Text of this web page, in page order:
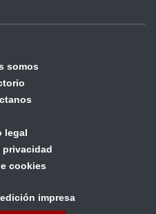
somos
legal
privacidad
cookies
impresa